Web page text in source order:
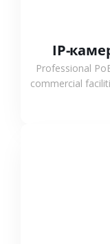
IP-
Professional
commercial